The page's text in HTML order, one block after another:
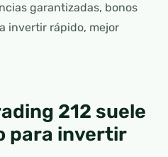
garantizadas, bonos
invertir rápido, mejor
212 suele
para invertir